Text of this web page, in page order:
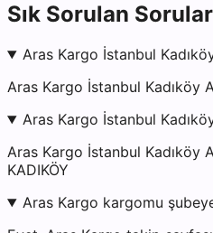
Sık Sorulan Sorular
Aras Kargo İstanbul
Aras Kargo İstanbul Kadıköy
Aras Kargo İstanbul
Aras Kargo İstanbul Kadıköy
KADIKÖY
Aras Kargo kargomu